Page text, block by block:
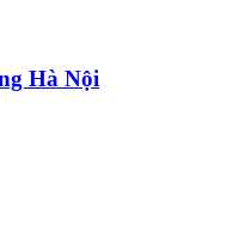
Hà Nội